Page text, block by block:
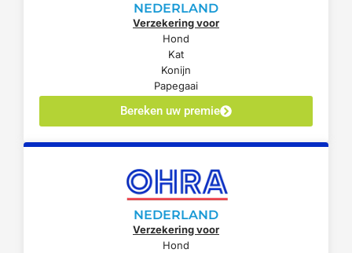
NEDERLAND
Verzekering voor
Hond
Kat
Konijn
Papegaai
Bereken uw premie
NEDERLAND
Verzekering voor
Hond